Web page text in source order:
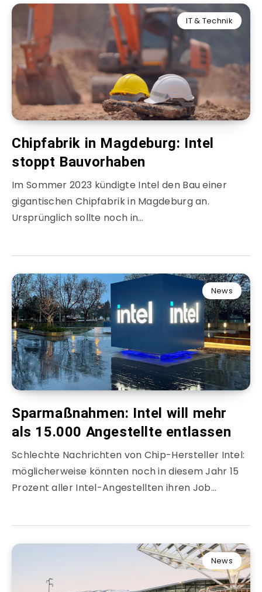
IT & Technik
Chipfabrik in Magdeburg: Intel
stoppt Bauvorhaben
Im Sommer 2023 kündigte Intel den Bau einer
gigantischen Chipfabrik in Magdeburg an.
Ursprünglich sollte noch in…
News
Sparmaßnahmen: Intel will mehr
als 15.000 Angestellte entlassen
Schlechte Nachrichten von Chip-Hersteller Intel:
möglicherweise könnten noch in diesem Jahr 15
Prozent aller Intel-Angestellten ihren Job…
News